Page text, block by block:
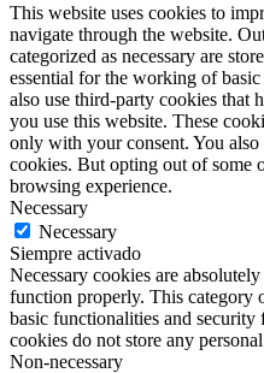
This website uses cookies to
navigate through the website.
categorized as necessary are
essential for the working of
also use third-party cookies that
you use this website. These
only with your consent. You
cookies. But opting out of some
browsing experience.
Necessary
Necessary
Siempre activado
Necessary cookies are
function properly. This category
basic functionalities and security
cookies do not store any
Non-necessary